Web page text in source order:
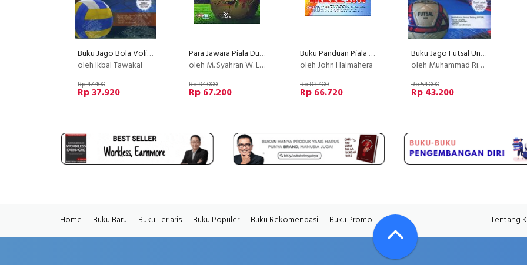
Buku Jago Bola Voli Untuk Pemula
oleh Ikbal Tawakal
Rp 47.400
Rp 37.920
Para Jawara Piala Dunia
oleh M. Syahran W. Lubis
Rp 84.000
Rp 67.200
Buku Panduan Piala Dunia Brazil 2014
oleh John Halmahera
Rp 83.400
Rp 66.720
Buku Jago Futsal Untuk Pemula
oleh Muhammad Rinaldi & Muhammad Syawal Rohaedi
Rp 54.000
Rp 43.200
Home Buku Baru Buku Terlaris Buku Populer Buku Rekomendasi Buku Promo Tentang